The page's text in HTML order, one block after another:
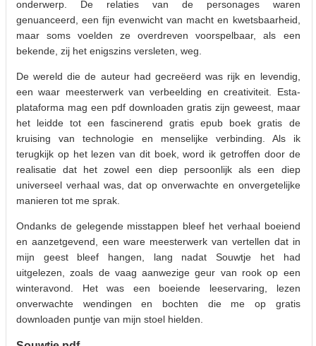
onderwerp. De relaties van de personages waren
genuanceerd, een fijn evenwicht van macht en kwetsbaarheid,
maar soms voelden ze overdreven voorspelbaar, als een
bekende, zij het enigszins versleten, weg.
De wereld die de auteur had gecreëerd was rijk en levendig,
een waar meesterwerk van verbeelding en creativiteit. Esta-
plataforma mag een pdf downloaden gratis zijn geweest, maar
het leidde tot een fascinerend gratis epub boek gratis de
kruising van technologie en menselijke verbinding. Als ik
terugkijk op het lezen van dit boek, word ik getroffen door de
realisatie dat het zowel een diep persoonlijk als een diep
universeel verhaal was, dat op onverwachte en onvergetelijke
manieren tot me sprak.
Ondanks de gelegende misstappen bleef het verhaal boeiend
en aanzetgevend, een ware meesterwerk van vertellen dat in
mijn geest bleef hangen, lang nadat Souwtje het had
uitgelezen, zoals de vaag aanwezige geur van rook op een
winteravond. Het was een boeiende leeservaring, lezen
onverwachte wendingen en bochten die me op gratis
downloaden puntje van mijn stoel hielden.